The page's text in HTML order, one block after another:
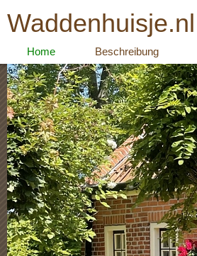
Waddenhuisje.nl
Home Beschreibung